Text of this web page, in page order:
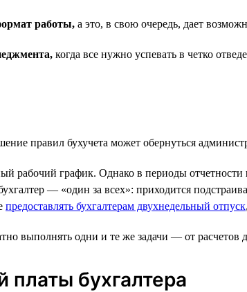
работы, а это, в свою очередь, дает
когда все нужно успевать в четко
правил бухучета может обернуться
рабочий график. Однако в периоды отчетности
— «один за всех»: приходится
предоставлять бухгалтерам двухнедельный отпуск
выполнять одни и те же задачи — от
платы бухгалтера